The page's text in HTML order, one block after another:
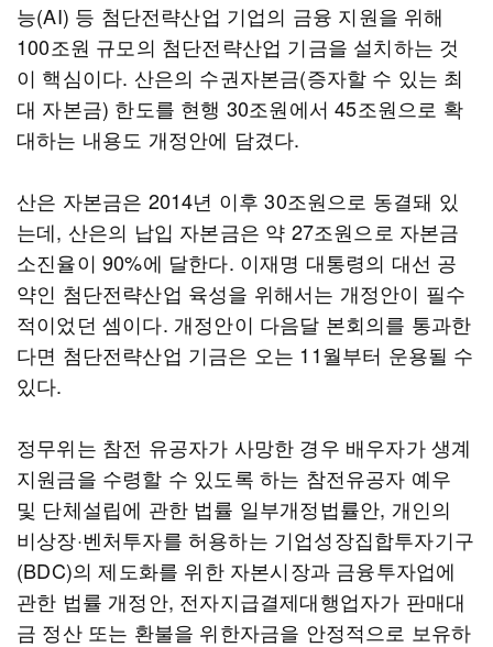
능(AI) 등 첨단전략산업 기업의 금융 지원을 위해
100조원 규모의 첨단전략산업 기금을 설치하는 것
이 핵심이다. 산은의 수권자본금(증자할 수 있는 최
대 자본금) 한도를 현행 30조원에서 45조원으로 확
대하는 내용도 개정안에 담겼다.
산은 자본금은 2014년 이후 30조원으로 동결돼 있
는데, 산은의 납입 자본금은 약 27조원으로 자본금
소진율이 90%에 달한다. 이재명 대통령의 대선 공
약인 첨단전략산업 육성을 위해서는 개정안이 필수
적이었던 셈이다. 개정안이 다음달 본회의를 통과한
다면 첨단전략산업 기금은 오는 11월부터 운용될 수
있다.
정무위는 참전 유공자가 사망한 경우 배우자가 생계
지원금을 수령할 수 있도록 하는 참전유공자 예우
및 단체설립에 관한 법률 일부개정법률안, 개인의
비상장·벤처투자를 허용하는 기업성장집합투자기구
(BDC)의 제도화를 위한 자본시장과 금융투자업에
관한 법률 개정안, 전자지급결제대행업자가 판매대
금 정산 또는 환불을 위한자금을 안정적으로 보유하